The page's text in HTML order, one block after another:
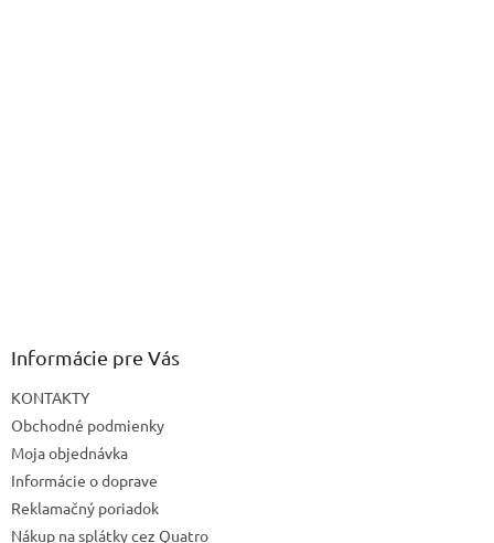
Informácie pre Vás
KONTAKTY
Obchodné podmienky
Moja objednávka
Informácie o doprave
Reklamačný poriadok
Nákup na splátky cez Quatro